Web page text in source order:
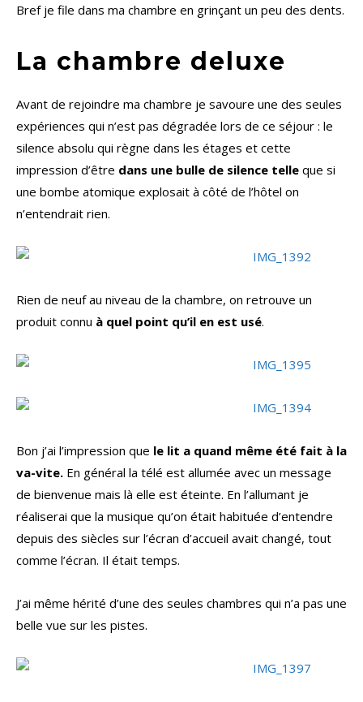
Bref je file dans ma chambre en grinçant un peu des dents.
La chambre deluxe
Avant de rejoindre ma chambre je savoure une des seules
expériences qui n’est pas dégradée lors de ce séjour : le
silence absolu qui règne dans les étages et cette
impression d’être dans une bulle de silence telle que si
une bombe atomique explosait à côté de l’hôtel on
n’entendrait rien.
Rien de neuf au niveau de la chambre, on retrouve un
produit connu à quel point qu’il en est usé.
Bon j’ai l’impression que le lit a quand même été fait à la
va-vite. En général la télé est allumée avec un message
de bienvenue mais là elle est éteinte. En l’allumant je
réaliserai que la musique qu’on était habituée d’entendre
depuis des siècles sur l’écran d’accueil avait changé, tout
comme l’écran. Il était temps.
J’ai même hérité d’une des seules chambres qui n’a pas une
belle vue sur les pistes.